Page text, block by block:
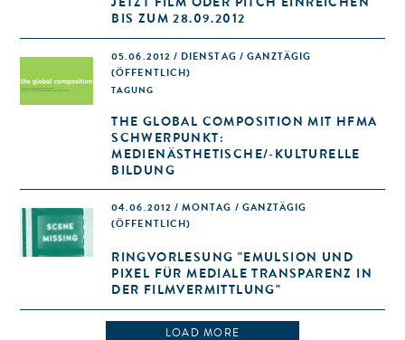
BIS ZUM 28.09.2012
05.06.2012 / DIENSTAG / GANZTÄGIG
(ÖFFENTLICH)
TAGUNG
THE GLOBAL COMPOSITION MIT HFMA
SCHWERPUNKT:
MEDIENÄSTHETISCHE/-KULTURELLE
BILDUNG
04.06.2012 / MONTAG / GANZTÄGIG
(ÖFFENTLICH)
RINGVORLESUNG "EMULSION UND
PIXEL FÜR MEDIALE TRANSPARENZ IN
DER FILMVERMITTLUNG"
LOAD MORE